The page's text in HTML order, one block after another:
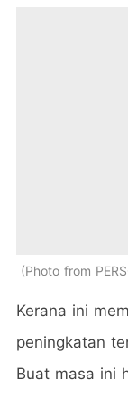
Photo from
Kerana ini
peningkatan
Buat masa ini